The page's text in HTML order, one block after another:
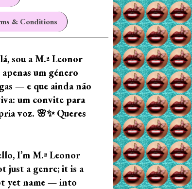
& Conditions
sou a M.ª Leonor
um género
— e que ainda não
um convite para
voz. 🌸✨ Queres
I’m M.ª Leonor
just a genre; it is a
yet name — into